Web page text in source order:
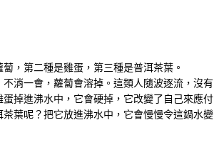
，第二種是雞蛋，第三種是普洱茶葉。
消一會，蘿蔔會溶掉。這類人隨波逐流，沒有
掉進沸水中，它會硬掉，它改變了自己來應付
葉呢？把它放進沸水中，它會慢慢令這鍋水變